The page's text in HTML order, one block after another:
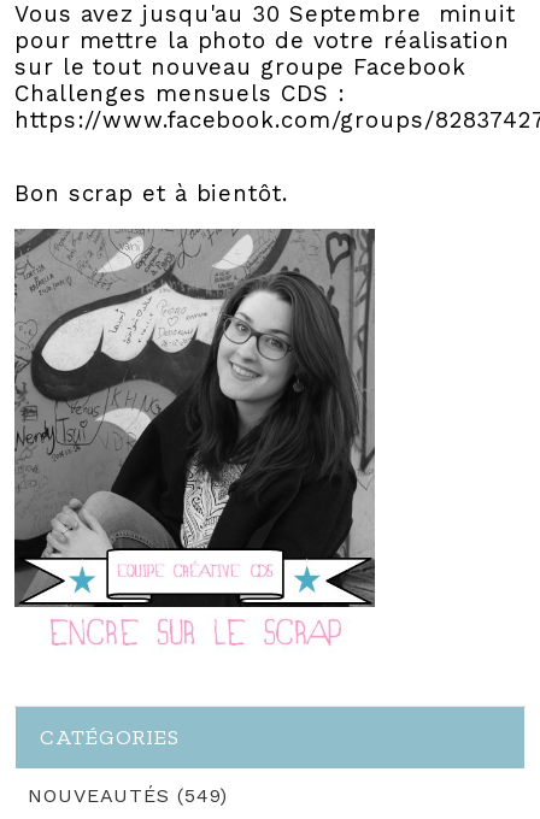
Vous avez jusqu'au 30 Septembre minuit
pour mettre la photo de votre réalisation
sur le tout nouveau groupe Facebook
Challenges mensuels CDS :
https://www.facebook.com/groups/
Bon scrap et à bientôt.
CATÉGORIES
NOUVEAUTÉS (549)